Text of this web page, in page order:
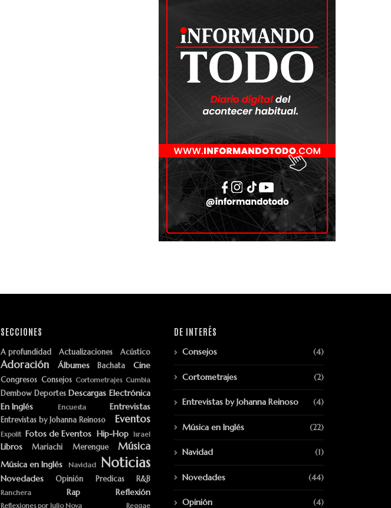
SECCIONES
A profundidad Actualizaciones Acústico
Adoración Álbumes Bachata Cine
Congresos Consejos Cortometrajes Cumbia
Dembow Deportes Descargas Electrónica
En Inglés
Encuesta Entrevistas
Entrevistas by Johanna Reinoso Eventos
Expolit Fotos de Eventos Hip-Hop Israel
Libros Mariachi Merengue Música
Música en Inglés Navidad Noticias
Novedades Opinión Predicas R&B
Ranchera Rap Reflexión
Reflexiones por Julio Nova Reggae
DE INTERÉS
Consejos (4)
Cortometrajes (2)
Entrevistas by Johanna Reinoso (4)
Música en Inglés (22)
Navidad (1)
Novedades (44)
Opinión (4)